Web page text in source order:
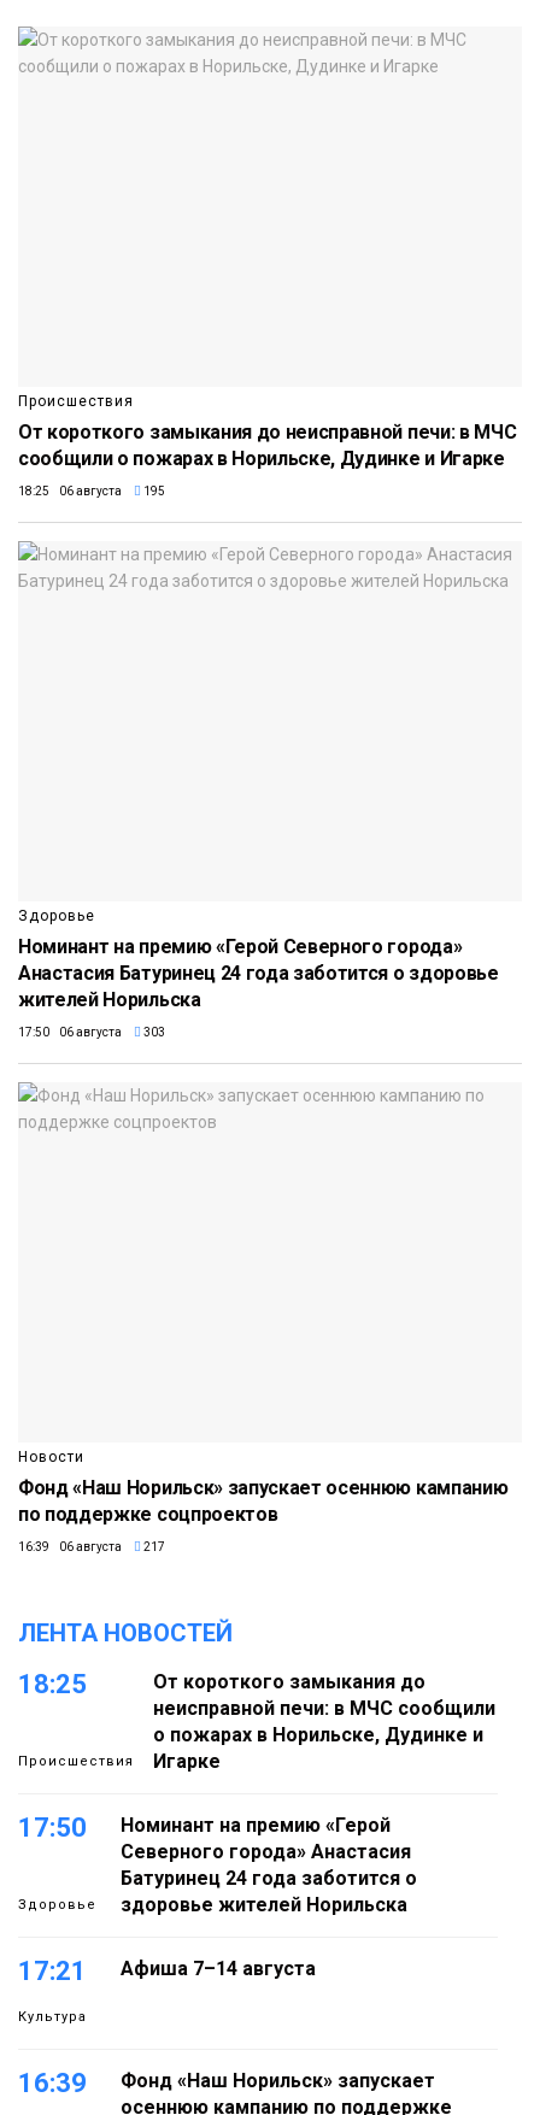
Происшествия
От короткого замыкания до неисправной печи: в МЧС
сообщили о пожарах в Норильске, Дудинке и Игарке
18:25 06 августа 195
Здоровье
Номинант на премию «Герой Северного города»
Анастасия Батуринец 24 года заботится о здоровье
жителей Норильска
17:50 06 августа 303
Новости
Фонд «Наш Норильск» запускает осеннюю кампанию
по поддержке соцпроектов
16:39 06 августа 217
ЛЕНТА НОВОСТЕЙ
18:25
Происшествия
От короткого замыкания до
неисправной печи: в МЧС сообщили
о пожарах в Норильске, Дудинке и
Игарке
17:50
Здоровье
Номинант на премию «Герой
Северного города» Анастасия
Батуринец 24 года заботится о
здоровье жителей Норильска
17:21
Культура
Афиша 7–14 августа
16:39
Фонд «Наш Норильск» запускает
осеннюю кампанию по поддержке